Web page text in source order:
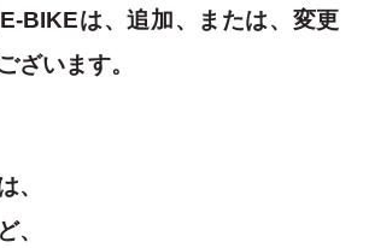
BIKEは、追加、または、変更
ざいます。
、
、